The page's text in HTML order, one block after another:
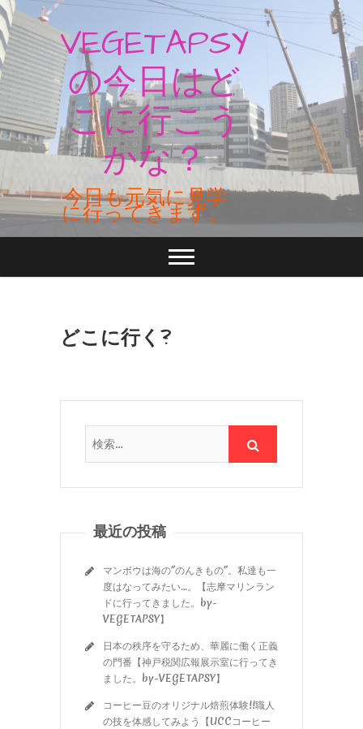
Skip
to
content VEGETAPSY
の今日はど
こに行こう
かな？
今日も元気に見学
に行ってきます。
どこに行く?
最近の投稿
マンボウは海の”のんきもの”。私達も一
度はなってみたい…。【志摩マリンラン
ドに行ってきました。by-
VEGETAPSY】
日本の秩序を守るため、華麗に働く正義
の門番【神戸税関広報展示室に行ってき
ました。by-VEGETAPSY】
コーヒー豆のオリジナル焙煎体験!!職人
の技を体感してみよう【UCCコーヒー